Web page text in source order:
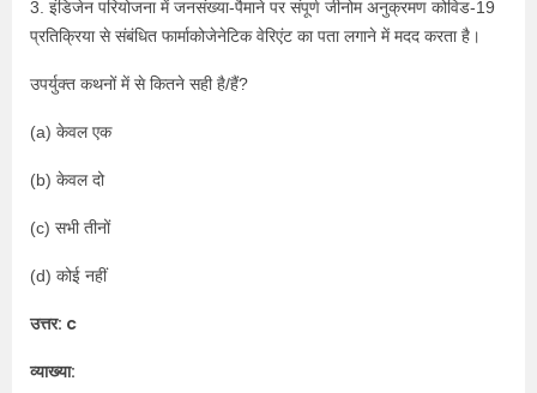
3. इंडिजेन परियोजना में जनसंख्या-पैमाने पर संपूर्ण जीनोम अनुक्रमण कोविड-19
प्रतिक्रिया से संबंधित फार्माकोजेनेटिक वेरिएंट का पता लगाने में मदद करता है।
उपर्युक्त कथनों में से कितने सही है/हैं?
(a) केवल एक
(b) केवल दो
(c) सभी तीनों
(d) कोई नहीं
उत्तर: c
व्याख्या: